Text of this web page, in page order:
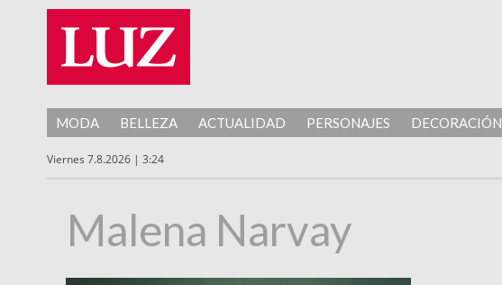
MODA BELLEZA ACTUALIDAD PERSONAJES DECORACIÓN
Viernes 7.8.2026 | 3:24
Malena Narvay